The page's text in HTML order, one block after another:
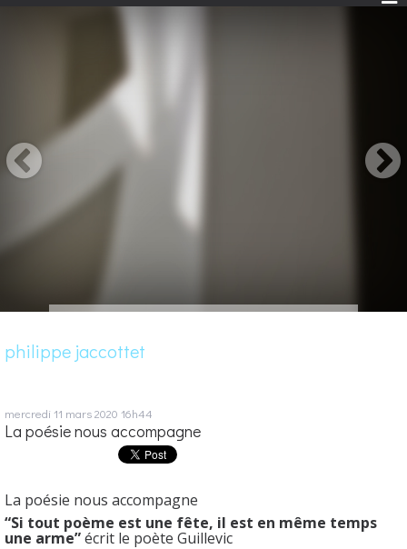
philippe jaccottet
mercredi 11 mars 2020 16h44
La poésie nous accompagne
La poésie nous accompagne
“Si tout poème est une fête, il est en même temps
une arme”écrit le poète Guillevic